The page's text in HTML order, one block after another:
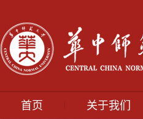
首页 关于我们